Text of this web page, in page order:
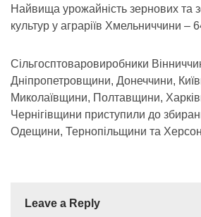
Найвища урожайність зернових та
культур у аграріїв Хмельниччини –
Сільгосптоваровиробники
Дніпропетровщини, Донеччини,
Миколаївщини, Полтавщини,
Чернігівщини приступили до
Одещини, Тернопільщини та
Leave a Reply